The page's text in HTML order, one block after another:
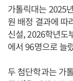
가톨릭대는 2025
원 배정 결과에 따
신설, 2026학년도
에서 96명으로 늘
두 첨단학과는 가